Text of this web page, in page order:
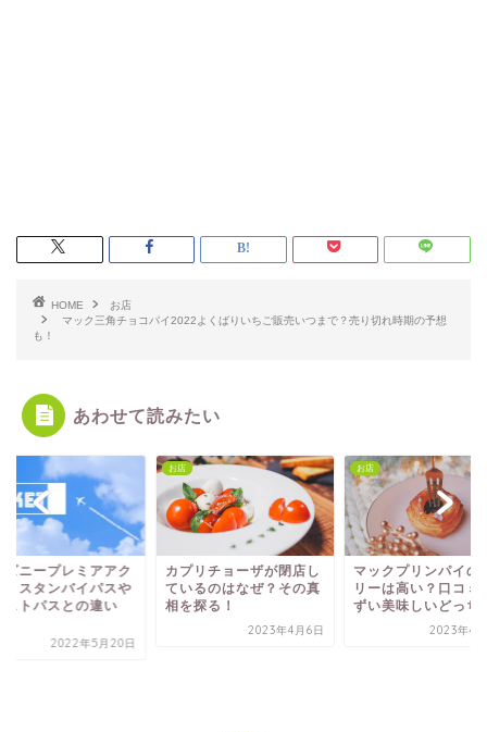
HOME
お店
マック三角チョコパイ2022よくばりいちご販売いつまで？売り切れ時期の予想
も！
あわせて読みたい
リチョーザが閉店し
るのはなぜ？その真
探る！
お店
マックプリンパイのカロ
リーは高い？口コミはま
ずい美味しいどっち？
2023年4月21日
お店